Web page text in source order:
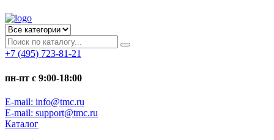
+7 (495) 723-81-21
пн-пт с 9:00-18:00
E-mail: info@tmc.ru
E-mail: support@tmc.ru
Каталог